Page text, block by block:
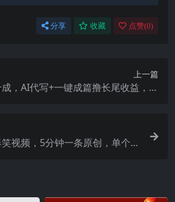
分享 收藏 点赞(0)
上一篇
，AI代写+一键成篇撸长尾收益，轻
视频，5分钟一条原创，单个作